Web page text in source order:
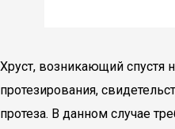
Хруст, возникающий спустя
протезирования,
протеза. В данном случае